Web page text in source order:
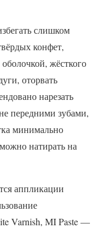
слишком
конфет,
жёсткого
оторвать
нарезать
передними зубами,
минимально
натирать на
аппликации
Varnish, MI Paste —